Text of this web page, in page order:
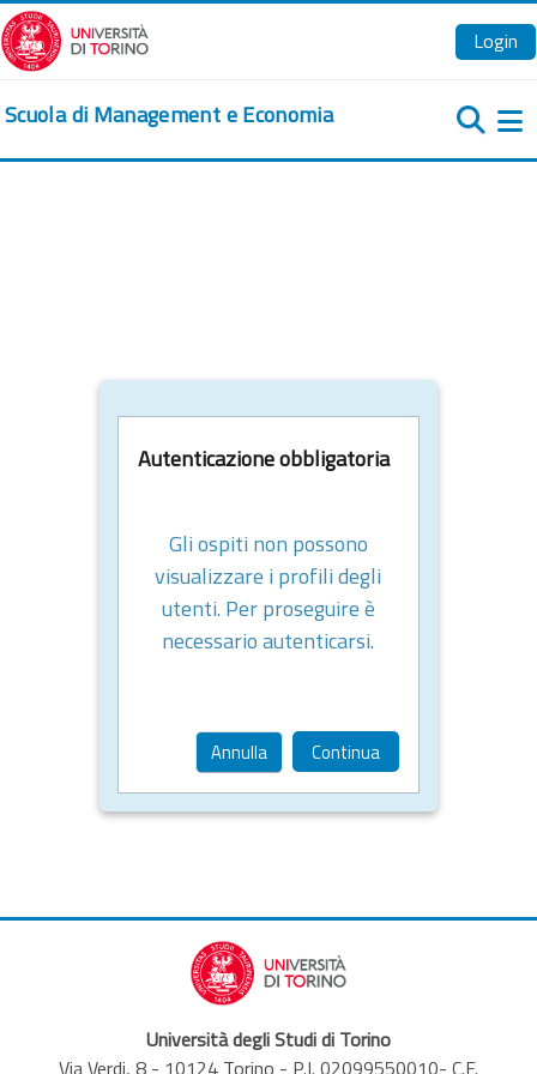
Vai al contenuto principale
Login
Scuola di Management e Economia
Autenticazione obbligatoria
Gli ospiti non possono
visualizzare i profili degli
utenti. Per proseguire è
necessario autenticarsi.
Annulla Continua
Università degli Studi di Torino
Via Verdi, 8 - 10124 Torino - P.I. 02099550010- C.F.